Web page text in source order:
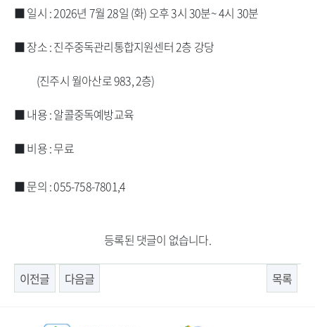
■ 일시 : 2026년 7월 28일 (화) 오후 3시 30분~ 4시 30분
■ 장소 : 진주중독관리통합지원센터 2층 강당
(진주시 월아산로 983, 2층)​
■​ 내용 : 알콜중독예방교육
■ 비용 : 무료 ​​
■ 문의 : 055-758-7801,4​​
등록된 댓글이 없습니다.
이전글 다음글 목록